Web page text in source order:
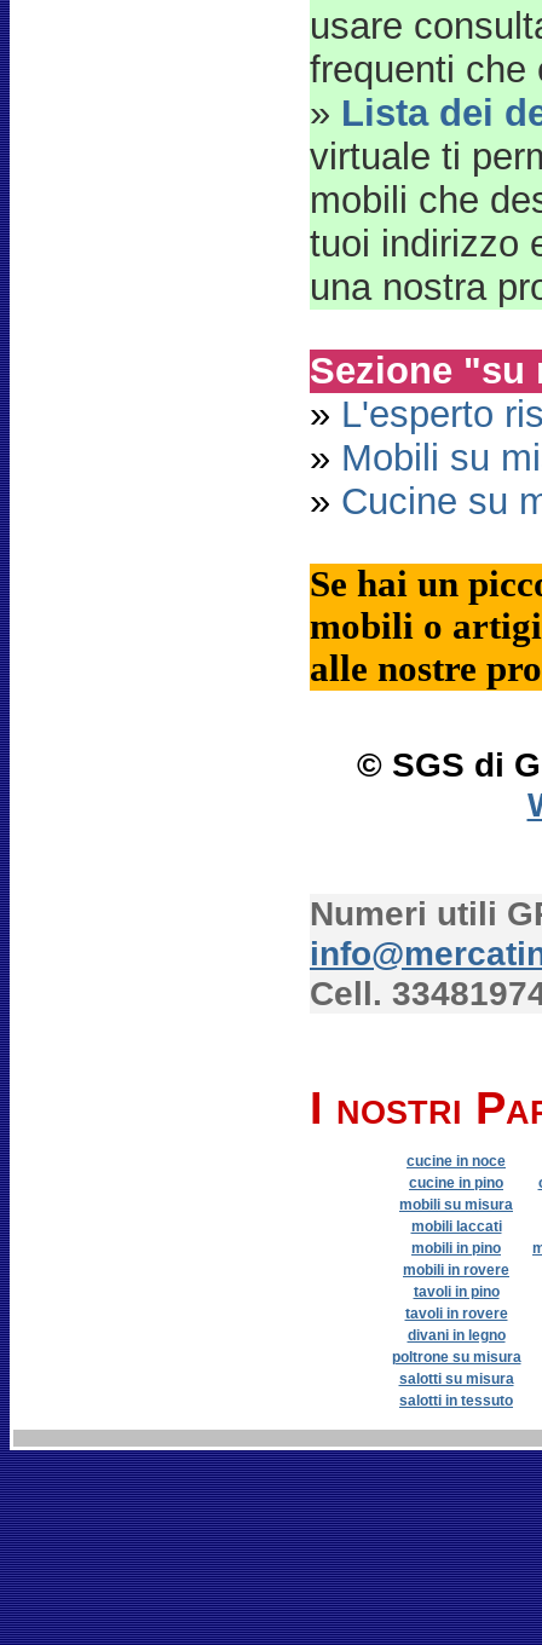
usare
frequenti che
» Lista dei
virtuale ti
mobili che
tuoi indirizzo
una nostra
Sezione "su
» L'esperto
» Mobili su
» Cucine su
Se hai un
mobili o
alle nostre
© SGS di
Numeri utili
Cell.
I nostri
cucine in noce
cucine in pino
mobili su misura
mobili laccati
mobili in pino
mobili in rovere
tavoli in pino
tavoli in rovere
divani in legno
poltrone su misura
salotti su misura
salotti in tessuto